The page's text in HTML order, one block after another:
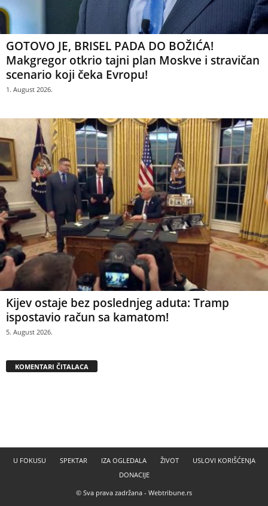
GOTOVO JE, BRISEL PADA DO BOŽIĆA!
Makgregor otkrio tajni plan Moskve i stravičan
scenario koji čeka Evropu!
1. August 2026.
Kijev ostaje bez poslednjeg aduta: Tramp
ispostavio račun sa kamatom!
5. August 2026.
KOMENTARI ČITALACA
U FOKUSU SPEKTAR IZA OGLEDALA ŽIVOT
USLOVI KORIŠĆENJA
DONACIJE
© Sva prava zadržana - Webtribune.rs